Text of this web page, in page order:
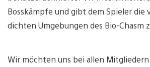
Bosskämpfe und gibt dem Spieler die
dichten Umgebungen des Bio-Chasm
Wir möchten uns bei allen